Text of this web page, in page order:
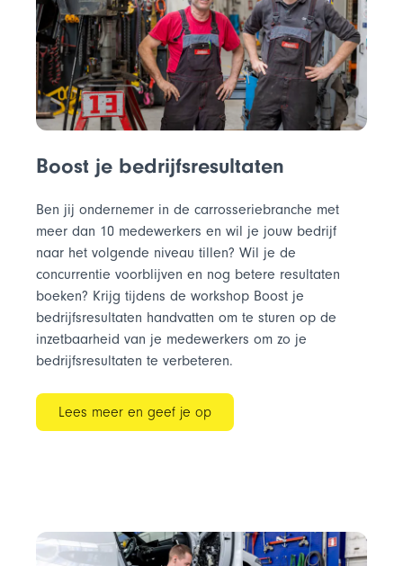
Boost je bedrijfsresultaten
Ben jij ondernemer in de carrosseriebranche met
meer dan 10 medewerkers en wil je jouw bedrijf
naar het volgende niveau tillen? Wil je de
concurrentie voorblijven en nog betere resultaten
boeken? Krijg tijdens de workshop Boost je
bedrijfsresultaten handvatten om te sturen op de
inzetbaarheid van je medewerkers om zo je
bedrijfsresultaten te verbeteren.
Lees meer en geef je op